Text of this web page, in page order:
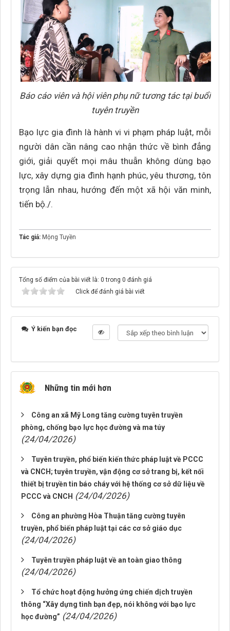
Báo cáo viên và hội viên phụ nữ tương tác tại buổi
tuyên truyền
Bạo lực gia đình là hành vi vi phạm pháp luật, mỗi
người dân cần nâng cao nhận thức về bình đẳng
giới, giải quyết mọi mâu thuẫn không dùng bạo
lực, xây dựng gia đình hạnh phúc, yêu thương, tôn
trọng lẫn nhau, hướng đến một xã hội văn minh,
tiến bộ./.
Tác giả: Mộng Tuyền
Tổng số điểm của bài viết là: 0 trong 0 đánh giá
Click để đánh giá bài viết
Ý kiến bạn đọc
Những tin mới hơn
Công an xã Mỹ Long tăng cường tuyên truyền
phòng, chống bạo lực học đường và ma túy
(24/04/2026)
Tuyên truyền, phổ biến kiến thức pháp luật về PCCC
và CNCH; tuyên truyền, vận động cơ sở trang bị, kết nối
thiết bị truyền tin báo cháy với hệ thống cơ sở dữ liệu về
PCCC và CNCH (24/04/2026)
Công an phường Hòa Thuận tăng cường tuyên
truyền, phổ biến pháp luật tại các cơ sở giáo dục
(24/04/2026)
Tuyên truyền pháp luật về an toàn giao thông
(24/04/2026)
Tổ chức hoạt động hưởng ứng chiến dịch truyền
thông “Xây dựng tình bạn đẹp, nói không với bạo lực
học đường” (24/04/2026)